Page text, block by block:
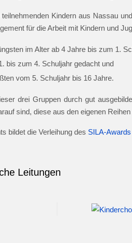
Kindern aus Nassau
für die Arbeit mit Kindern und
im Alter ab 4 Jahre bis zum 1.
bis zum 4. Schuljahr gedacht und
vom 5. Schuljahr bis 16 Jahre.
drei Gruppen durch gut
sind, diese aus den eigenen
bildet die Verleihung des SILA-
Leitungen